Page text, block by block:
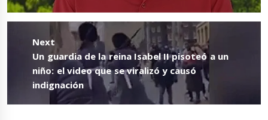
Next
Next
post:
Un guardia de la reina Isabel II pisoteó a un
niño: el video que se viralizó y causó
indignación